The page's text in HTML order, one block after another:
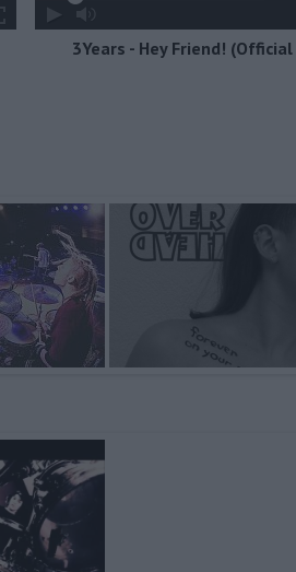
3Years - Hey Friend!